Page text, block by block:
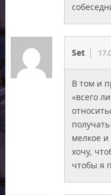
Set
В том и
«всего
мелкое
хочу,
чтобы я